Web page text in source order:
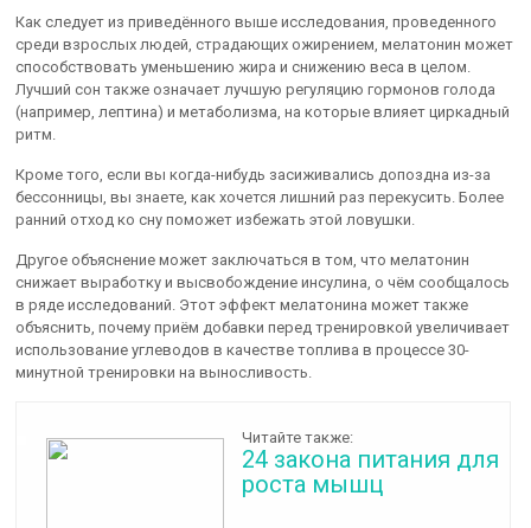
Как следует из приведённого выше исследования, проведенного
среди взрослых людей, страдающих ожирением, мелатонин может
способствовать уменьшению жира и снижению веса в целом.
Лучший сон также означает лучшую регуляцию гормонов голода
(например, лептина) и метаболизма, на которые влияет циркадный
ритм.
Кроме того, если вы когда-нибудь засиживались допоздна из-за
бессонницы, вы знаете, как хочется лишний раз перекусить. Более
ранний отход ко сну поможет избежать этой ловушки.
Другое объяснение может заключаться в том, что мелатонин
снижает выработку и высвобождение инсулина, о чём сообщалось
в ряде исследований. Этот эффект мелатонина может также
объяснить, почему приём добавки перед тренировкой увеличивает
использование углеводов в качестве топлива в процессе 30-
минутной тренировки на выносливость.
Читайте также:
24 закона питания для
роста мышц